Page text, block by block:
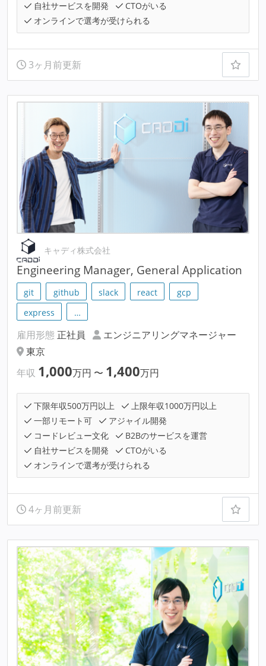
自社サービスを開発
CTOがいる
オンラインで選考が受けられる
3ヶ月前更新
キャディ株式会社
Engineering Manager, General Application
git github slack react
gcp
express
…
雇用形態 正社員
エンジニアリングマネージャー
東京
年収 1,000万円 〜 1,400万円
下限年収500万円以上
上限年収1000万円以上
一部リモート可
アジャイル開発
コードレビュー文化
B2Bのサービスを運営
自社サービスを開発
CTOがいる
オンラインで選考が受けられる
4ヶ月前更新